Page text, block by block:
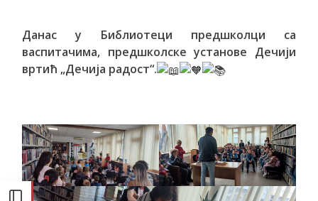
Данас у Библиотеци предшколци са
васпитачима, предшколске установе Дечији
вртић „Дечија радост“.